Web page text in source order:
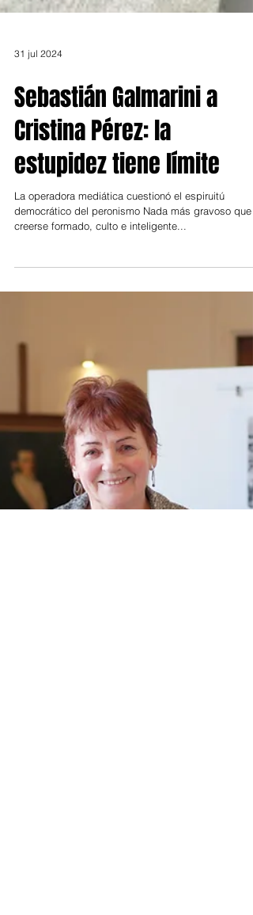
31 jul 2024
Sebastián Galmarini a
estupidez tiene límite
La operadora mediática cuestionó el espiruitú
democrático del peronismo Nada más gravoso que
creerse formado, culto e inteligente...